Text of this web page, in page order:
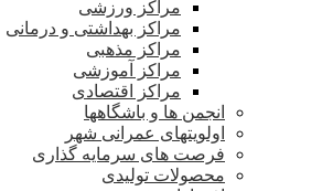
مراکز ورزشی
مراکز بهداشتی و درمانی
مراکز مذهبی
مراکز آموزشی
مراکز اقتصادی
انجمن ها و باشگاهها
اولویتهای عمرانی شهر
فرصت های سرمایه گذاری
محصولات تولیدی